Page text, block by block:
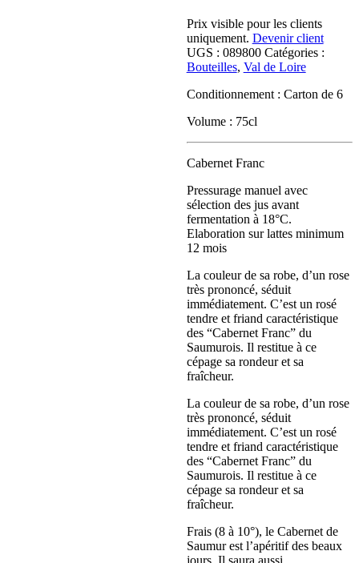
Prix visible pour les clients
uniquement. Devenir client
UGS : 089800 Catégories :
Bouteilles, Val de Loire
Conditionnement : Carton de 6
Volume : 75cl
Cabernet Franc
Pressurage manuel avec
sélection des jus avant
fermentation à 18°C.
Elaboration sur lattes minimum
12 mois
La couleur de sa robe, d’un rose
très prononcé, séduit
immédiatement. C’est un rosé
tendre et friand caractéristique
des “Cabernet Franc” du
Saumurois. Il restitue à ce
cépage sa rondeur et sa
fraîcheur.
La couleur de sa robe, d’un rose
très prononcé, séduit
immédiatement. C’est un rosé
tendre et friand caractéristique
des “Cabernet Franc” du
Saumurois. Il restitue à ce
cépage sa rondeur et sa
fraîcheur.
Frais (8 à 10°), le Cabernet de
Saumur est l’apéritif des beaux